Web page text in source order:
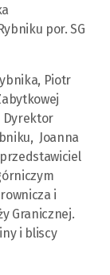
por. SG
Piotr
Dyrektor
Joanna
i
Granicznej.
i bliscy